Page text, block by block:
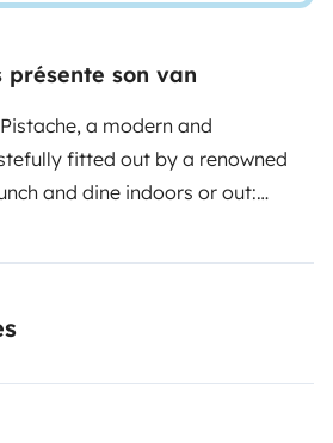
présente son van
a modern and
fitted out by a renowned
and dine indoors or out:
and cookware, large
tables, outdoor table and
bedside lamp, USB-C
and remains accessible